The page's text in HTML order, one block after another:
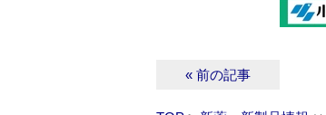
« 前の記事